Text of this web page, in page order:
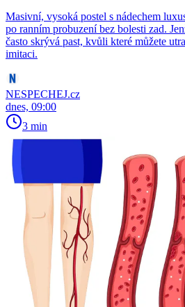
Masivní, vysoká postel s nádechem
po ranním probuzení bez bolesti zad.
často skrývá past, kvůli které můžete
imitaci.
NESPECHEJ.cz
dnes, 09:00
3 min